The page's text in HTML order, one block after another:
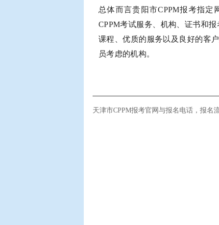
总体而言贵阳市CPPM报考指
CPPM考试服务、机构、证书和
课程、优质的服务以及良好的客
员考虑的机构。
天津市CPPM报考官网与报名电话，报名